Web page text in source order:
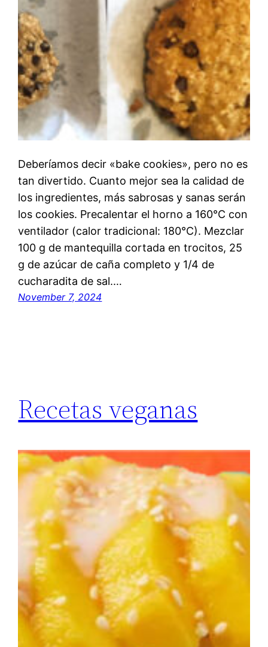
Deberíamos decir «bake cookies», pero no es
tan divertido. Cuanto mejor sea la calidad de
los ingredientes, más sabrosas y sanas serán
los cookies. Precalentar el horno a 160°C con
ventilador (calor tradicional: 180°C). Mezclar
100 g de mantequilla cortada en trocitos, 25
g de azúcar de caña completo y 1/4 de
cucharadita de sal.…
November 7, 2024
Recetas veganas